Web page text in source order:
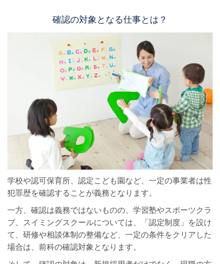
確認の対象となる仕事とは？
学校や認可保育所、認定こども園など、一定の事業者は性
犯罪歴を確認することが義務となります。
一方、確認は義務ではないものの、学習塾やスポーツクラ
ブ、スイミングスクールについては、「認定制度」を設け
て、研修や相談体制の整備など、一定の条件をクリアした
場合は、前科の確認対象となります。